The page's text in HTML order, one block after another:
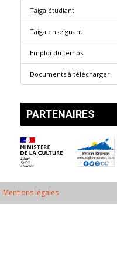
Taiga étudiant
Taiga enseignant
Emploi du temps
Documents à télécharger
PARTENAIRES
Mentions légales